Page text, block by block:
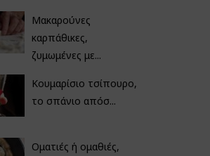
Μακαρούνες
καρπάθικες,
ζυμωμένες με...
Κουμαρίσιο τσίπουρο,
το σπάνιο απόσ...
Οματιές ή ομαθιές,